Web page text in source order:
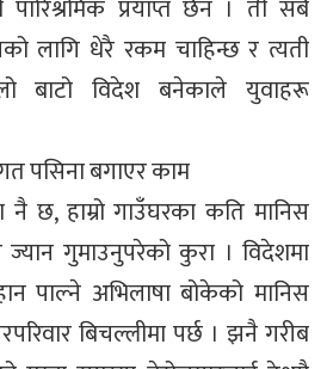
प्रयाप्त छैन । ती सबै
लागि धेरै रकम चाहिन्छ र त्यती
बाटो विदेश बनेकाले युवाहरू
पसिना बगाएर काम
नै छ, हाम्रो गाउँघरका कति मानिस
ज्यान गुमाउनुपरेको कुरा । विदेशमा
पाल्ने अभिलाषा बोकेको मानिस
बिचल्लीमा पर्छ । झनै गरीब